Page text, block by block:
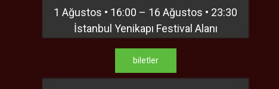
1 Ağustos • 16:00 – 16 Ağustos • 23:30
İstanbul Yenikapı Festival Alanı
biletler